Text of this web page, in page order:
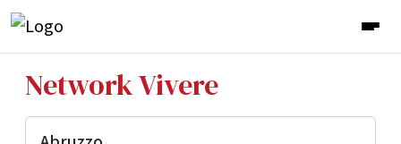
Network Vivere